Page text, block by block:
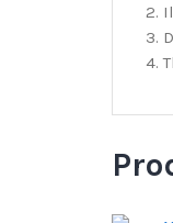
2.
3.
4.